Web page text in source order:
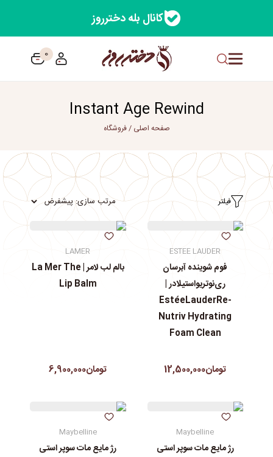
کانال بله دخترروز
0
Instant Age Rewind
صفحه اصلی /فروشگاه
فیلتر
ESTEE LAUDER
فوم شوینده آبرسان
ری‌نوتریواستیلادر |
EstéeLauderRe-
Nutriv Hydrating
Foam Clean
تومان12,500,000
LAMER
بالم لب لامر | La Mer The
Lip Balm
تومان6,900,000
Maybelline
رژ مایع مات سوپر استی‌
Maybelline
رژ مایع مات سوپر استی‌